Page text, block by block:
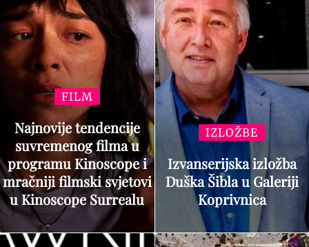
FILM
Najnovije tendencije
suvremenog filma u
programu Kinoscope i
mračniji filmski svjetovi
u Kinoscope Surrealu
IZLOŽBE
Izvanserijska izložba
Duška Šibla u Galeriji
Koprivnica